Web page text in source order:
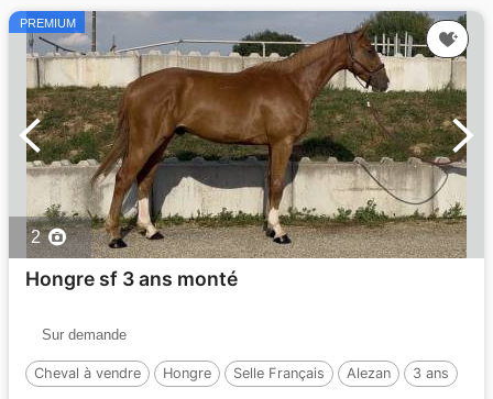
PREMIUM
2
Hongre sf 3 ans monté
Sur demande
Cheval à vendre Hongre Selle Français Alezan 3 ans